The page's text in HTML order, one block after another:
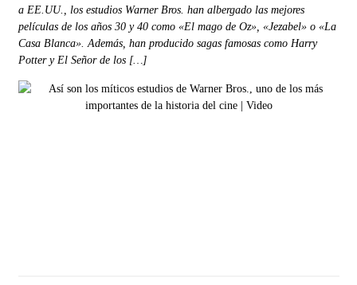
a EE.UU., los estudios Warner Bros. han albergado las mejores
películas de los años 30 y 40 como «El mago de Oz», «Jezabel» o «La
Casa Blanca». Además, han producido sagas famosas como Harry
Potter y El Señor de los […]